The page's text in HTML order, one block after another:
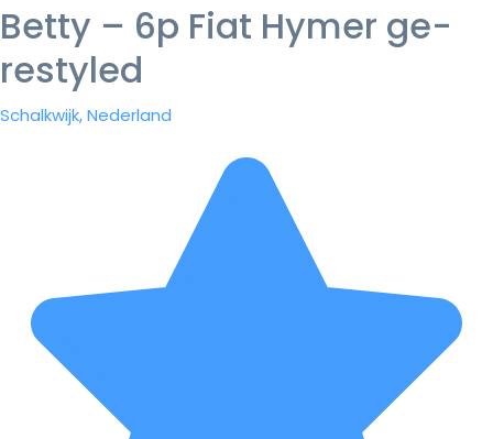
Betty – 6p Fiat Hymer ge-
restyled
Schalkwijk, Nederland